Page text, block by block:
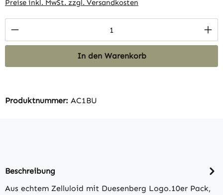
Preise inkl. MwSt. zzgl. Versandkosten
Produkt Anzahl: Gib den gewünschten
In den Warenkorb
Produktnummer: AC1BU
Beschreibung
Aus echtem Zelluloid mit Duesenberg Logo.10er Pack,